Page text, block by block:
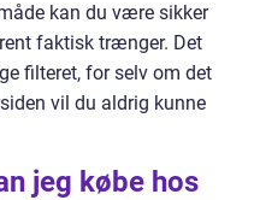
kan du være sikker
faktisk trænger. Det
filteret, for selv om det
vil du aldrig kunne
jeg købe hos